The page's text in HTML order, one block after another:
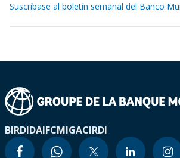
Suscríbase al boletín semanal del Banco
BIRDIDAIFCMIGACIRDI